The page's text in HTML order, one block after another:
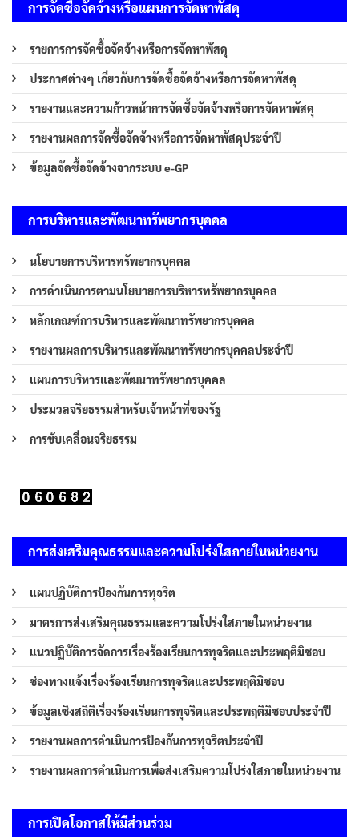
การจัดซื้อจัดจ้างหรือแผนการจัดหาพัสดุ
รายการการจัดซื้อจัดจ้างหรือการจัดหาพัสดุ
ประกาศต่างๆ เกี่ยวกับการจัดซื้อจัดจ้างหรือการจัดหาพัสดุ
รายงานและความก้าวหน้าการจัดซื้อจัดจ้างหรือการจัดหาพัสดุ
รายงานผลการจัดซื้อจัดจ้างหรือการจัดหาพัสดุประจำปี
ข้อมูลจัดซื้อจัดจ้างจากระบบ e-GP
การบริหารและพัฒนาทรัพยากรบุคคล
นโยบายการบริหารทรัพยากรบุคคล
การดำเนินการตามนโยบายการบริหารทรัพยากรบุคคล
หลักเกณฑ์การบริหารและพัฒนาทรัพยากรบุคคล
รายงานผลการบริหารและพัฒนาทรัพยากรบุคคลประจำปี
แผนการบริหารและพัฒนาทรัพยากรบุคคล
ประมวลจริยธรรมสำหรับเจ้าหน้าที่ของรัฐ
การขับเคลื่อนจริยธรรม
การส่งเสริมคุณธรรมและความโปร่งใสภายในหน่วยงาน
แผนปฏิบัติการป้องกันการทุจริต
มาตรการส่งเสริมคุณธรรมและความโปร่งใสภายในหน่วยงาน
แนวปฏิบัติการจัดการเรื่องร้องเรียนการทุจริตและประพฤติมิชอบ
ช่องทางแจ้งเรื่องร้องเรียนการทุจริตและประพฤติมิชอบ
ข้อมูลเชิงสถิติเรื่องร้องเรียนการทุจริตและประพฤติมิชอบประจำปี
รายงานผลการดำเนินการป้องกันการทุจริตประจำปี
รายงานผลการดำเนินการเพื่อส่งเสริมความโปร่งใสภายในหน่วยงาน
การเปิดโอกาสให้มีส่วนร่วม